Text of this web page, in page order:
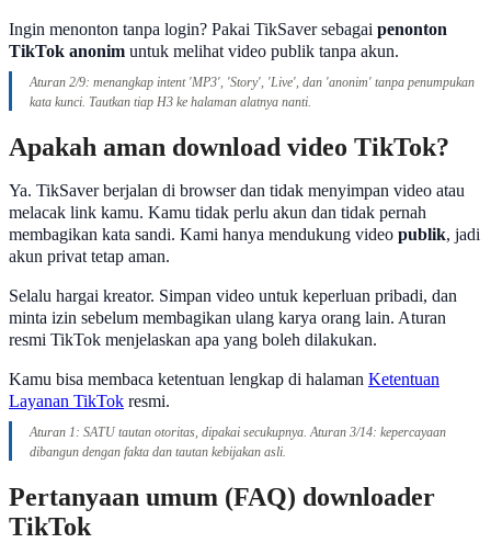
Ingin menonton tanpa login? Pakai TikSaver sebagai penonton
TikTok anonim untuk melihat video publik tanpa akun.
Aturan 2/9: menangkap intent 'MP3', 'Story', 'Live', dan 'anonim' tanpa penumpukan
kata kunci. Tautkan tiap H3 ke halaman alatnya nanti.
Apakah aman download video TikTok?
Ya. TikSaver berjalan di browser dan tidak menyimpan video atau
melacak link kamu. Kamu tidak perlu akun dan tidak pernah
membagikan kata sandi. Kami hanya mendukung video publik, jadi
akun privat tetap aman.
Selalu hargai kreator. Simpan video untuk keperluan pribadi, dan
minta izin sebelum membagikan ulang karya orang lain. Aturan
resmi TikTok menjelaskan apa yang boleh dilakukan.
Kamu bisa membaca ketentuan lengkap di halaman Ketentuan
Layanan TikTok resmi.
Aturan 1: SATU tautan otoritas, dipakai secukupnya. Aturan 3/14: kepercayaan
dibangun dengan fakta dan tautan kebijakan asli.
Pertanyaan umum (FAQ) downloader
TikTok